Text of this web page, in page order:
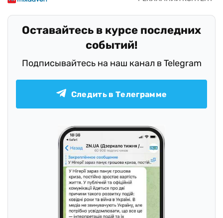
Оставайтесь в курсе последних
событий!
Подписывайтесь на наш канал в Telegram
Следить в Телеграмме